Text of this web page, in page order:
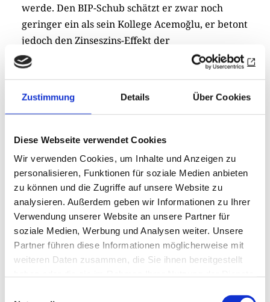
Zustimmung Details Über Cookies
Diese Webseite verwendet Cookies
Wir verwenden Cookies, um Inhalte und Anzeigen zu
personalisieren, Funktionen für soziale Medien anbieten
zu können und die Zugriffe auf unsere Website zu
analysieren. Außerdem geben wir Informationen zu Ihrer
Verwendung unserer Website an unsere Partner für
soziale Medien, Werbung und Analysen weiter. Unsere
Partner führen diese Informationen möglicherweise mit
weiteren Daten zusammen, die Sie ihnen bereitgestellt
werde. Den BIP-Schub schätzt er zwar noch
geringer ein als sein Kollege Acemoğlu, er betont
jedoch den Zinseszins-Effekt der
Produktionssteigerungen: „Jede Verbesserung
erzeugt die nächste und verändert das Antlitz
der Welt in den kommenden Jahrzehnten durch
kumulative Dynamiken.“
Eine mittlere Position nimmt
Wohlstand (2025). Einerseits verweist er auf die
massive Diskrepanz zwischen Investitionen und
Einnahmen. Das Verhältnis liegt bei 7:1 und
übersteigt damit das 4:1 des Dotcom-Booms. KI-
Agenten versprechen allerdings Einnahmen, die
diese Differenz nivellieren könnten. „Ich
versuche, ein historischer Realist zu sein“,
schrieb Thompson auf X. „Nahezu jede
investitionsintensive industrielle Revolution hat